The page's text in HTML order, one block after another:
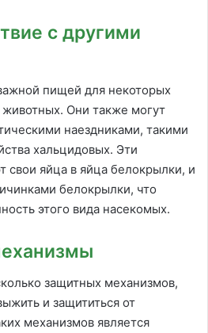
с другими
пищей для некоторых
Они также могут
наездниками, такими
хальцидовых. Эти
свои яйца в яйца белокрылки, и
белокрылки, что
этого вида насекомых.
защитных механизмов,
и защититься от
механизмов является